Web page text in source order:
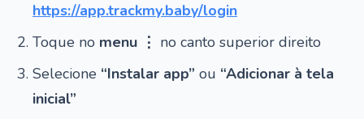
https://app.trackmy.baby/login
Toque no menu ⋮ no canto superior direito
Selecione “Instalar app” ou “Adicionar à tela
inicial”